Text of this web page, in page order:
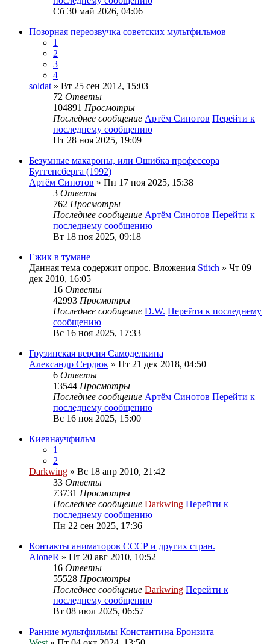
Сб 30 май 2026, 04:06
Позорная переозвучка советских мультфильмов
1
2
3
4
soldat » Вт 25 сен 2012, 15:03
72 Ответы
104891 Просмотры
Последнее сообщение Артём Синотов Перейти к
последнему сообщению
Пт 28 ноя 2025, 19:09
Безумные макароны, или Ошибка профессора
Буггенсберга (1992)
Артём Синотов » Пн 17 ноя 2025, 15:38
3 Ответы
762 Просмотры
Последнее сообщение Артём Синотов Перейти к
последнему сообщению
Вт 18 ноя 2025, 09:18
Ежик в тумане
Данная тема содержит опрос. Вложения Stitch » Чт 09
дек 2010, 16:05
16 Ответы
42993 Просмотры
Последнее сообщение D.W. Перейти к последнему
сообщению
Вс 16 ноя 2025, 17:33
Грузинская версия Самоделкина
Александр Сердюк » Пт 21 дек 2018, 04:50
6 Ответы
13544 Просмотры
Последнее сообщение Артём Синотов Перейти к
последнему сообщению
Вс 16 ноя 2025, 15:00
Киевнаучфильм
1
2
Darkwing » Вс 18 апр 2010, 21:42
33 Ответы
73731 Просмотры
Последнее сообщение Darkwing Перейти к
последнему сообщению
Пн 22 сен 2025, 17:36
Контакты аниматоров СССР и других стран.
AloneR » Пт 20 авг 2010, 10:52
16 Ответы
55528 Просмотры
Последнее сообщение Darkwing Перейти к
последнему сообщению
Вт 08 июл 2025, 06:57
Ранние мультфильмы Константина Бронзита